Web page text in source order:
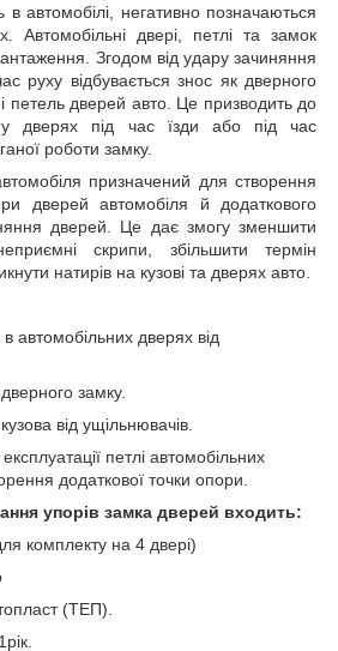
в автомобілі, негативно позначаються
Автомобільні двері, петлі та замок
Згодом від удару зачиняння
руху відбувається знос як дверного
петель дверей авто. Це призводить до
у дверях під час їзди або під час
роботи замку.
призначений для створення
дверей автомобіля й додаткового
дверей. Це дає змогу зменшити
скрипи, збільшити термін
натирів на кузові та дверях авто.
автомобільних дверях від
замку.
від ущільнювачів.
петлі автомобільних
додаткової точки опори.
упорів замка дверей входить:
комплекту на 4 двері)
(ТЕП).
1рік.